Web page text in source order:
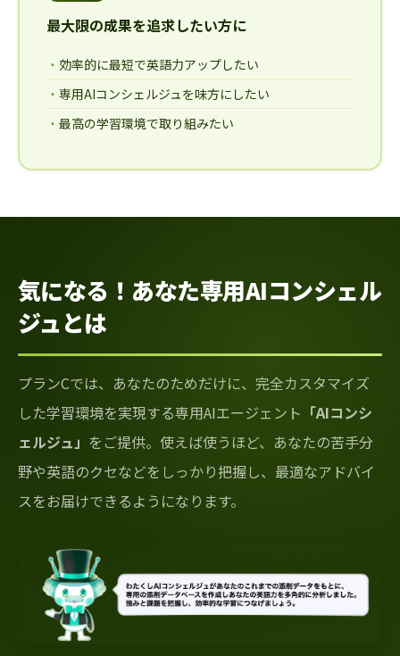
最大限の成果を追求したい方に
効率的に最短で英語力アップしたい
専用AIコンシェルジュを味方にしたい
最高の学習環境で取り組みたい
気になる！あなた専用AIコンシェル
ジュとは
プランCでは、あなたのためだけに、完全カスタマイズ
した学習環境を実現する専用AIエージェント 「AIコンシ
ェルジュ」 をご提供。使えば使うほど、あなたの苦手分
野や英語のクセなどをしっかり把握し、最適なアドバイ
スをお届けできるようになります。